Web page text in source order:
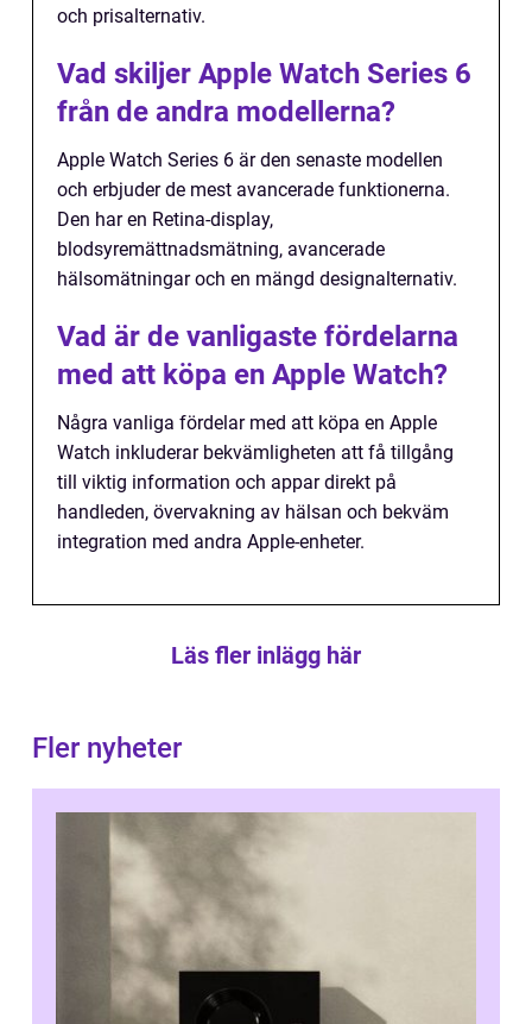
och prisalternativ.
Vad skiljer Apple Watch Series 6
från de andra modellerna?
Apple Watch Series 6 är den senaste modellen
och erbjuder de mest avancerade funktionerna.
Den har en Retina-display,
blodsyremättnadsmätning, avancerade
hälsomätningar och en mängd designalternativ.
Vad är de vanligaste fördelarna
med att köpa en Apple Watch?
Några vanliga fördelar med att köpa en Apple
Watch inkluderar bekvämligheten att få tillgång
till viktig information och appar direkt på
handleden, övervakning av hälsan och bekväm
integration med andra Apple-enheter.
Läs fler inlägg här
Fler nyheter